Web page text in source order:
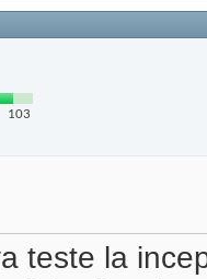
103
teste la